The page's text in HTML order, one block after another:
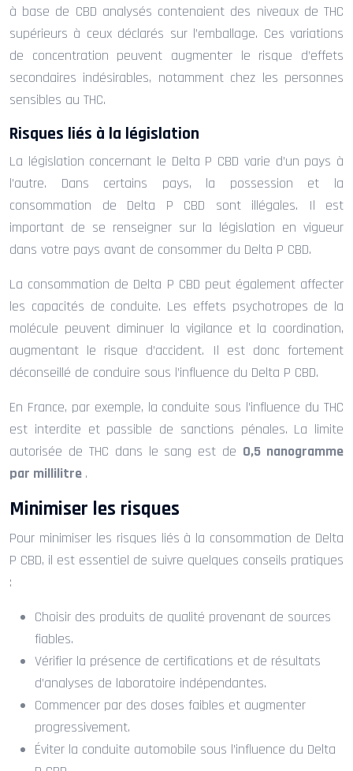
à base de CBD analysés contenaient des niveaux de THC
supérieurs à ceux déclarés sur l’emballage. Ces variations
de concentration peuvent augmenter le risque d’effets
secondaires indésirables, notamment chez les personnes
sensibles au THC.
Risques liés à la législation
La législation concernant le Delta P CBD varie d’un pays à
l’autre. Dans certains pays, la possession et la
consommation de Delta P CBD sont illégales. Il est
important de se renseigner sur la législation en vigueur
dans votre pays avant de consommer du Delta P CBD.
La consommation de Delta P CBD peut également affecter
les capacités de conduite. Les effets psychotropes de la
molécule peuvent diminuer la vigilance et la coordination,
augmentant le risque d’accident. Il est donc fortement
déconseillé de conduire sous l’influence du Delta P CBD.
En France, par exemple, la conduite sous l’influence du THC
est interdite et passible de sanctions pénales. La limite
autorisée de THC dans le sang est de 0,5 nanogramme
par millilitre .
Minimiser les risques
Pour minimiser les risques liés à la consommation de Delta
P CBD, il est essentiel de suivre quelques conseils pratiques
:
Choisir des produits de qualité provenant de sources
fiables.
Vérifier la présence de certifications et de résultats
d’analyses de laboratoire indépendantes.
Commencer par des doses faibles et augmenter
progressivement.
Éviter la conduite automobile sous l’influence du Delta